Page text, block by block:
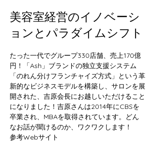
美容室経営のイノベーシ
ョンとパラダイムシフト
たった一代でグループ330店舗、売上170億
円！「Ash」ブランドの独立支援システム
「のれん分けフランチャイズ方式」という革
新的なビジネスモデルを構築し、サロンを展
開された、吉原会長にお越しいただけること
になりました！吉原さんは2014年にCBSを
卒業され、MBAを取得されています。どん
なお話が聞けるのか、ワクワクします！
参考Webサイト